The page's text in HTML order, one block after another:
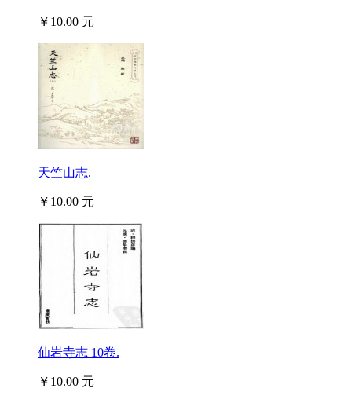
￥10.00 元
天竺山志.
￥10.00 元
仙岩寺志 10卷.
￥10.00 元